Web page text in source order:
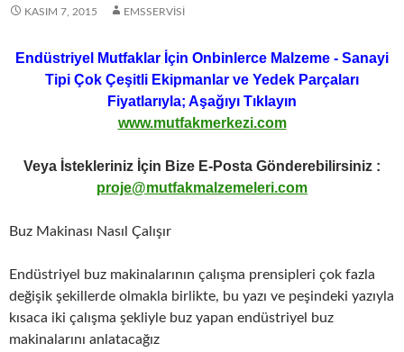
KASIM 7, 2015 EMSSERVISI
Endüstriyel Mutfaklar İçin Onbinlerce Malzeme - Sanayi
Tipi Çok Çeşitli Ekipmanlar ve Yedek Parçaları
Fiyatlarıyla; Aşağıyı Tıklayın
www.mutfakmerkezi.com
Veya İstekleriniz İçin Bize E-Posta Gönderebilirsiniz :
proje@mutfakmalzemeleri.com
Buz Makinası Nasıl Çalışır
Endüstriyel buz makinalarının çalışma prensipleri çok fazla
değişik şekillerde olmakla birlikte, bu yazı ve peşindeki yazıyla
kısaca iki çalışma şekliyle buz yapan endüstriyel buz
makinalarını anlatacağız